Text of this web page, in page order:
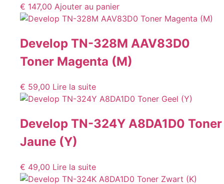
€ 147,00 Ajouter au panier
Develop TN-328M AAV83D0
Toner Magenta (M)
€ 59,00 Lire la suite
Develop TN-324Y A8DA1D0 Toner
Jaune (Y)
€ 49,00 Lire la suite